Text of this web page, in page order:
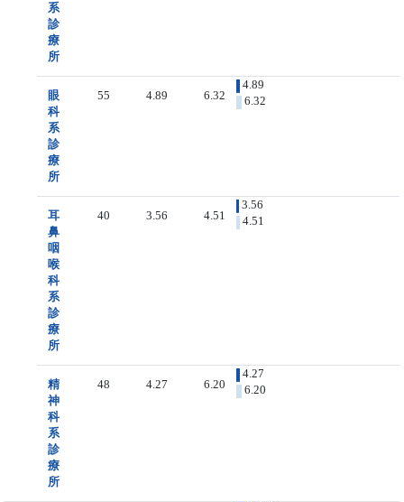
系
診
療
所
眼
科
系
診
療
所
55 4.89 6.32
4.89
6.32
耳
鼻
咽
喉
科
系
診
療
所
40 3.56 4.51
3.56
4.51
精
神
科
系
診
療
所
48 4.27 6.20
4.27
6.20